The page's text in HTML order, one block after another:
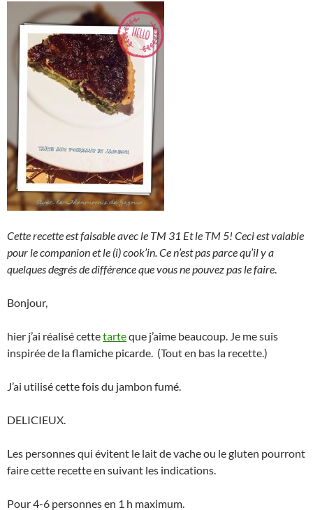
Cette recette est faisable avec le TM 31 Et le TM 5! Ceci est valable
pour le companion et le (i) cook’in. Ce n’est pas parce qu’il y a
quelques degrés de différence que vous ne pouvez pas le faire.
Bonjour,
hier j’ai réalisé cettetarteque j’aime beaucoup. Je me suis
inspirée de la flamiche picarde. (Tout en bas la recette.)
J’ai utilisé cette fois du jambon fumé.
DELICIEUX.
Les personnes qui évitent le lait de vache ou le gluten pourront
faire cette recette en suivant les indications.
Pour 4-6 personnes en 1 h maximum.